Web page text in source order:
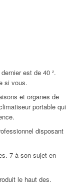
est de 40 ².
si vous.
et organes de
portable qui
disposant
7 à son sujet en
le haut des.